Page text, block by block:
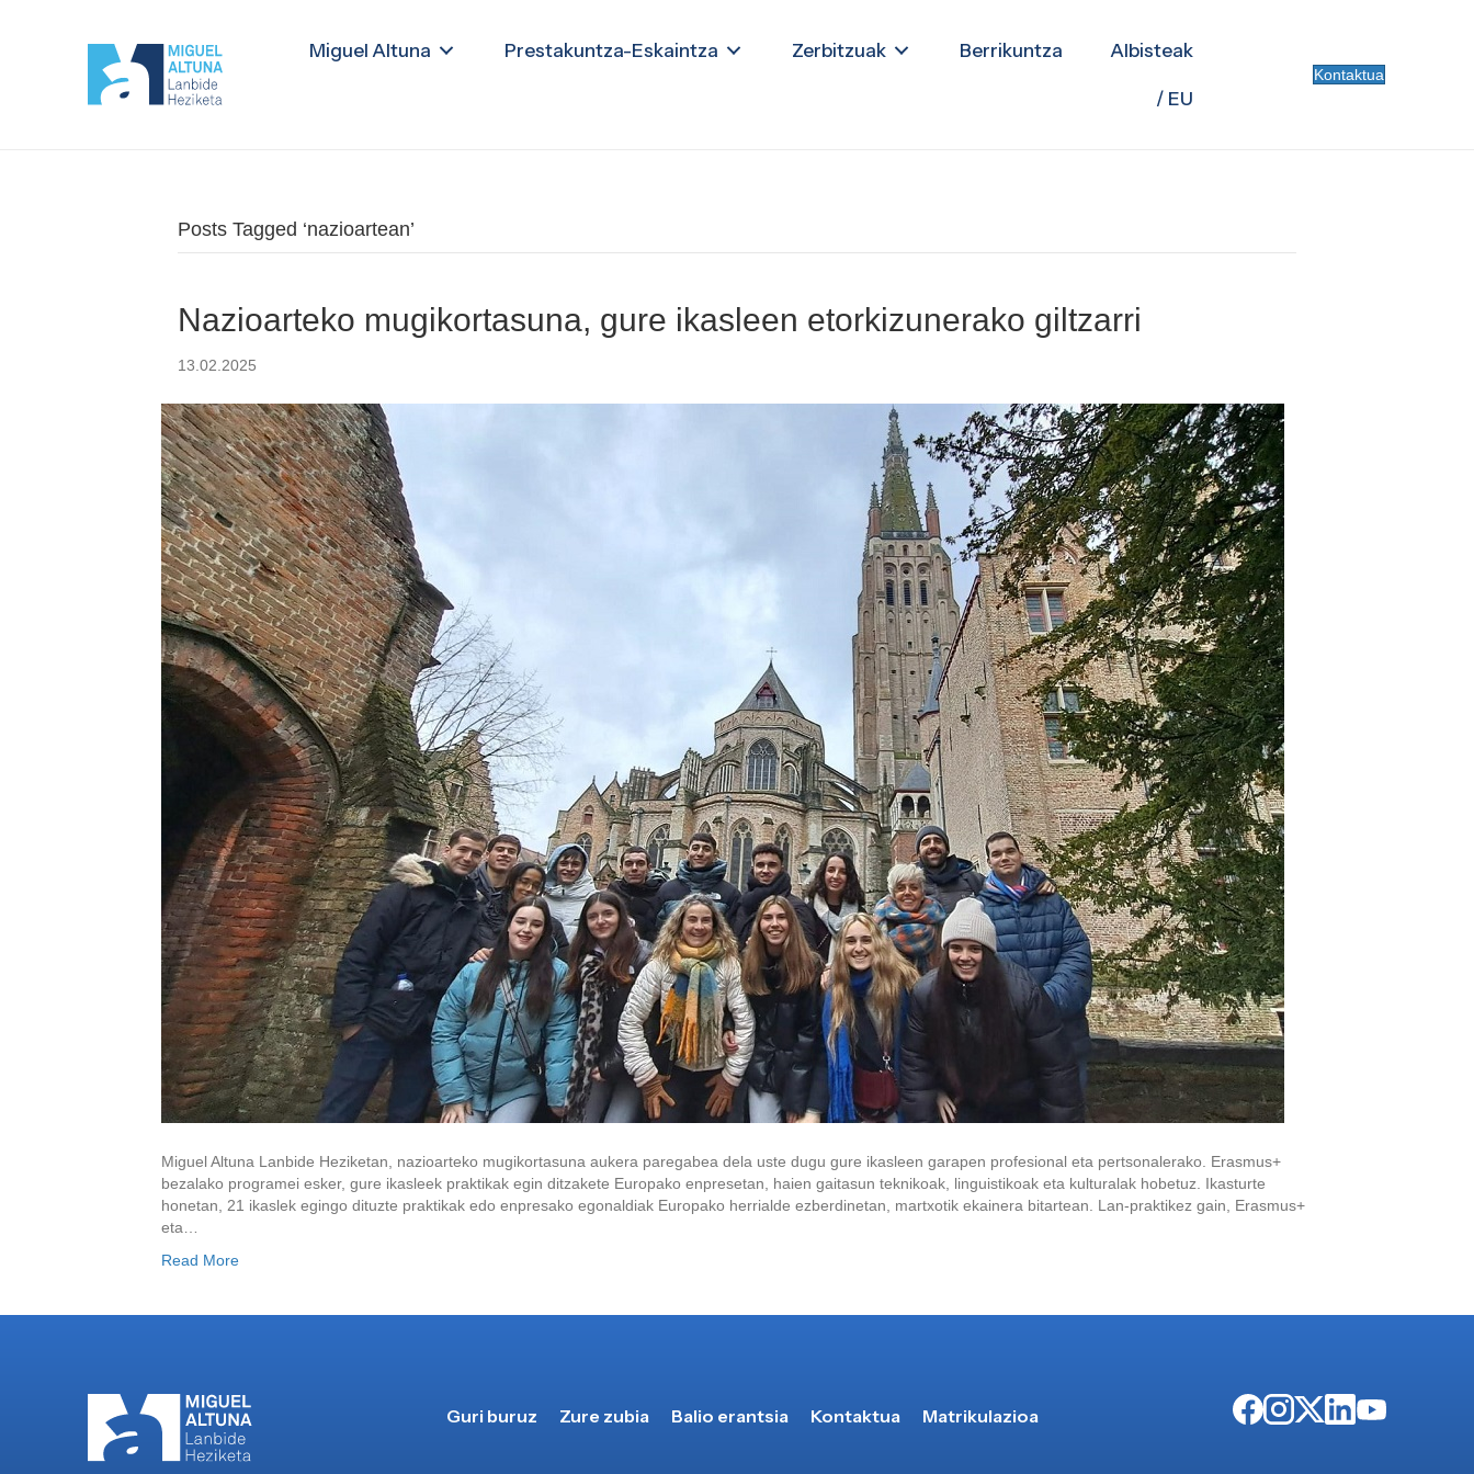
Miguel Altuna Prestakuntza-Eskaintza Zerbitzuak Berrikuntza Albisteak
/ EU
Kontaktua
Posts Tagged ‘nazioartean’
Nazioarteko mugikortasuna, gure ikasleen etorkizunerako giltzarri
13.02.2025
Miguel Altuna Lanbide Heziketan, nazioarteko mugikortasuna aukera paregabea dela uste dugu gure ikasleen garapen profesional eta pertsonalerako. Erasmus+
bezalako programei esker, gure ikasleek praktikak egin ditzakete Europako enpresetan, haien gaitasun teknikoak, linguistikoak eta kulturalak hobetuz. Ikasturte
honetan, 21 ikaslek egingo dituzte praktikak edo enpresako egonaldiak Europako herrialde ezberdinetan, martxotik ekainera bitartean. Lan-praktikez gain, Erasmus+
eta…
Read More
Guri buruz Zure zubia Balio erantsia Kontaktua Matrikulazioa